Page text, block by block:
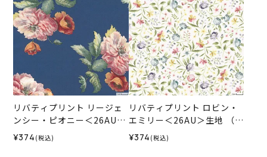
リバティプリント リージェ
ンシー・ピオニー＜26AU＞
生地 （リバティ・ファブリ
ックス）2026SS
¥374 (税込)
リバティプリント ロビン・
エミリー＜26AU＞生地 （リ
バティ・ファブリックス）2
026SS
¥374 (税込)